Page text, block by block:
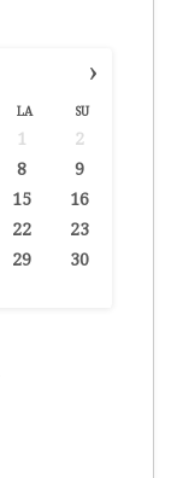
›
LA SU
1
2
8
9
15
16
22
23
29
30